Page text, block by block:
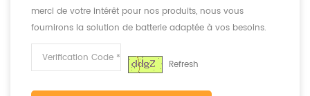
merci de votre intérêt pour nos produits, nous vous
fournirons la solution de batterie adaptée à vos besoins.
Refresh